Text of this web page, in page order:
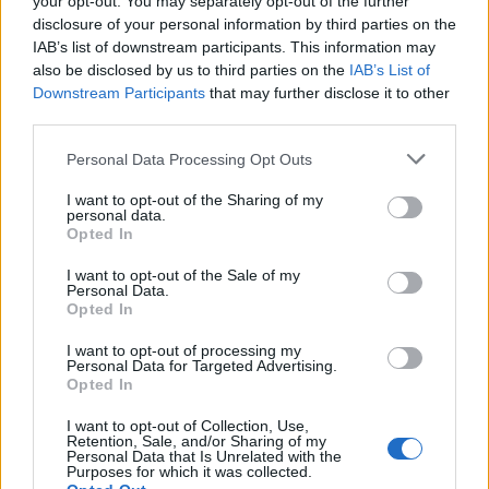
disclosure of your personal information by third parties on the
IAB’s list of downstream participants. This information may
also be disclosed by us to third parties on the IAB’s List of
Downstream Participants that may further disclose it to other
Personal Data Processing Opt Outs
I want to opt-out of the Sharing of my
personal data.
Opted In
I want to opt-out of the Sale of my
Personal Data.
Opted In
I want to opt-out of processing my
Personal Data for Targeted Advertising.
Opted In
I want to opt-out of Collection, Use,
Retention, Sale, and/or Sharing of my
Personal Data that Is Unrelated with the
Purposes for which it was collected.
45GR95QE: Τα πρώτα OLED gaming
monitors με 240Hz refresh rate!
gaming οθονών UltraGear™ OLED (το 27GR95QE και το
Gaming Hardware
Τα gaming προϊόντα της LG αλλάζουν
τους κανόνες του παιχνιδιού
ΔΗΜΉΤΡΗΣ ΘΩΜΑΔΆΚΗΣ21/12/2021
Όταν αποφασίζεις να παίξεις ένα σύγχρονο παιχνίδι του 21ου
κονσόλα ή…